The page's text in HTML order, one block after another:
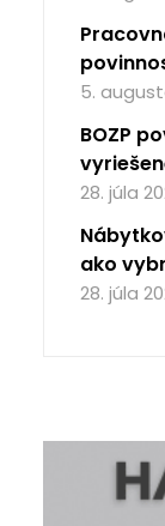
5.
BOZP
28. júla
ako
28. júla